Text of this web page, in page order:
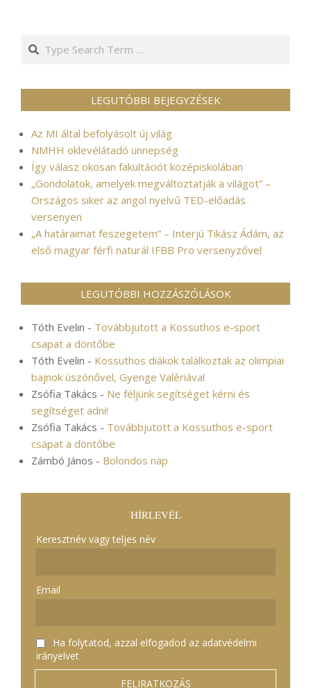
Search
LEGUTÓBBI BEJEGYZÉSEK
Az MI által befolyásolt új világ
NMHH oklevélátadó ünnepség
Így válasz okosan fakultációt középiskolában
„Gondolatok, amelyek megváltoztatják a világot” –
Országos siker az angol nyelvű TED-előadás
versenyen
„A határaimat feszegetem” – Interjú Tikász Ádám, az
első magyar férfi naturál IFBB Pro versenyzővel
LEGUTÓBBI HOZZÁSZÓLÁSOK
Tóth Evelin - Továbbjutott a Kossuthos e-sport
csapat a döntőbe
Tóth Evelin - Kossuthos diákok találkoztak az olimpiai
bajnok úszónővel, Gyenge Valériával
Zsófia Takács - Ne féljünk segítséget kérni és
segítséget adni!
Zsófia Takács - Továbbjutott a Kossuthos e-sport
csapat a döntőbe
Zámbó János - Bolondos nap
HÍRLEVÉL
Keresztnév vagy teljes név
Email
Ha folytatod, azzal elfogadod az adatvédelmi
irányelvet